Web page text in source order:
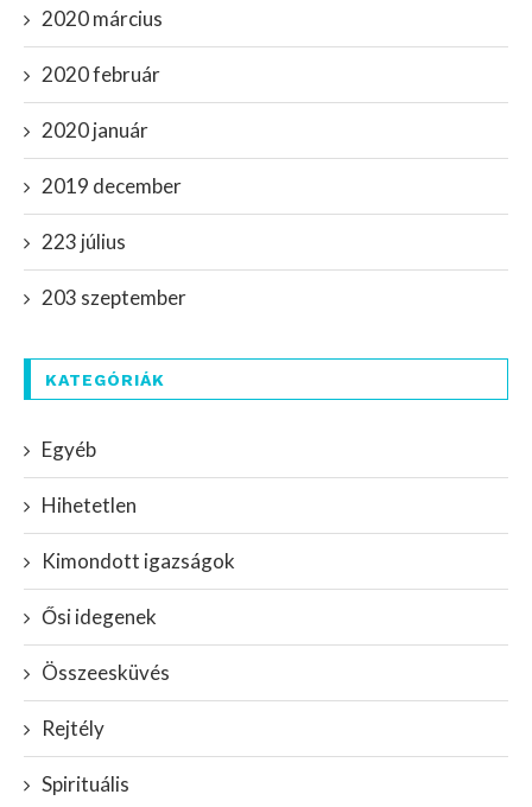
2020 március
2020 február
2020 január
2019 december
223 július
203 szeptember
KATEGÓRIÁK
Egyéb
Hihetetlen
Kimondott igazságok
Ősi idegenek
Összeesküvés
Rejtély
Spirituális